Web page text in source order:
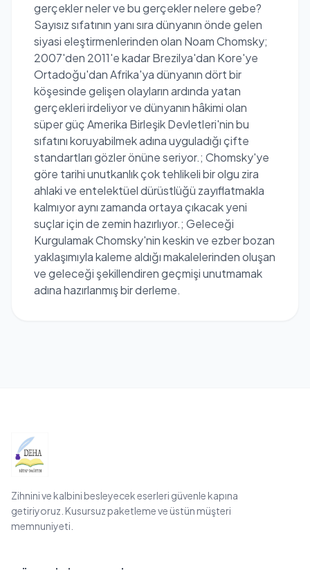
gerçekler neler ve bu gerçekler nelere gebe?
Sayısız sıfatının yanı sıra dünyanın önde gelen
siyasi eleştirmenlerinden olan Noam Chomsky;
2007'den 2011'e kadar Brezilya'dan Kore'ye
Ortadoğu'dan Afrika'ya dünyanın dört bir
köşesinde gelişen olayların ardında yatan
gerçekleri irdeliyor ve dünyanın hâkimi olan
süper güç Amerika Birleşik Devletleri'nin bu
sıfatını koruyabilmek adına uyguladığı çifte
standartları gözler önüne seriyor.; Chomsky'ye
göre tarihi unutkanlık çok tehlikeli bir olgu zira
ahlaki ve entelektüel dürüstlüğü zayıflatmakla
kalmıyor aynı zamanda ortaya çıkacak yeni
suçlar için de zemin hazırlıyor.; Geleceği
Kurgulamak Chomsky'nin keskin ve ezber bozan
yaklaşımıyla kaleme aldığı makalelerinden oluşan
ve geleceği şekillendiren geçmişi unutmamak
adına hazırlanmış bir derleme.
Zihnini ve kalbini besleyecek eserleri güvenle kapına
getiriyoruz. Kusursuz paketleme ve üstün müşteri
memnuniyeti.